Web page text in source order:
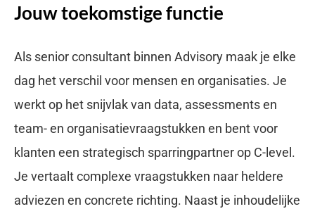
Jouw toekomstige functie
Als senior consultant binnen Advisory maak je elke
dag het verschil voor mensen en organisaties. Je
werkt op het snijvlak van data, assessments en
team- en organisatievraagstukken en bent voor
klanten een strategisch sparringpartner op C-level.
Je vertaalt complexe vraagstukken naar heldere
adviezen en concrete richting. Naast je inhoudelijke